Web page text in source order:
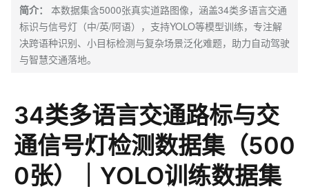
简介：
本数据集含5000张真实道路图像，涵盖34类多语言交通
标识与信号灯（中/英/阿语），支持YOLO等模型训练，专注解
决跨语种识别、小目标检测与复杂场景泛化难题，助力自动驾驶
与智慧交通落地。
34类多语言交通路标与交
通信号灯检测数据集（500
0张）｜YOLO训练数据集